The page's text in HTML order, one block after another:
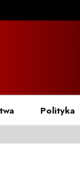
Polityka